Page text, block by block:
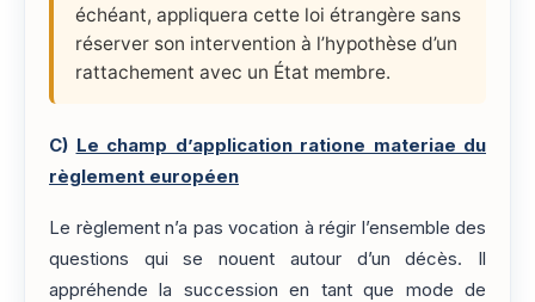
échéant, appliquera cette loi étrangère sans
réserver son intervention à l’hypothèse d’un
rattachement avec un État membre.
C) Le champ d’application ratione materiae du
règlement européen
Le règlement n’a pas vocation à régir l’ensemble des
questions qui se nouent autour d’un décès. Il
appréhende la succession en tant que mode de